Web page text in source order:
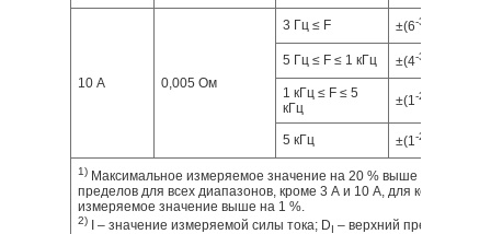
10 А 0,005 Ом
3 Гц ≤ F ±(6-3
5 Гц ≤ F ≤ 1 кГц ±(4-3
1 кГц ≤ F ≤ 5
кГц
±(1-2
5 кГц ±(1-2
1) Максимальное измеряемое значение на 20 % выше указанных
пределов для всех диапазонов, кроме 3 А и 10 А, для которых
измеряемое значение выше на 1 %.
2) I – значение измеряемой силы тока; D – верхний предел